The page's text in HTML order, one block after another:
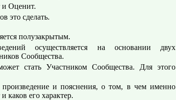
и Оценит.
это сделать.
полузакрытым.
осуществляется на основании двух
Сообщества.
стать Участником Сообщества. Для этого
и пояснения, о том, в чем именно
каков его характер.